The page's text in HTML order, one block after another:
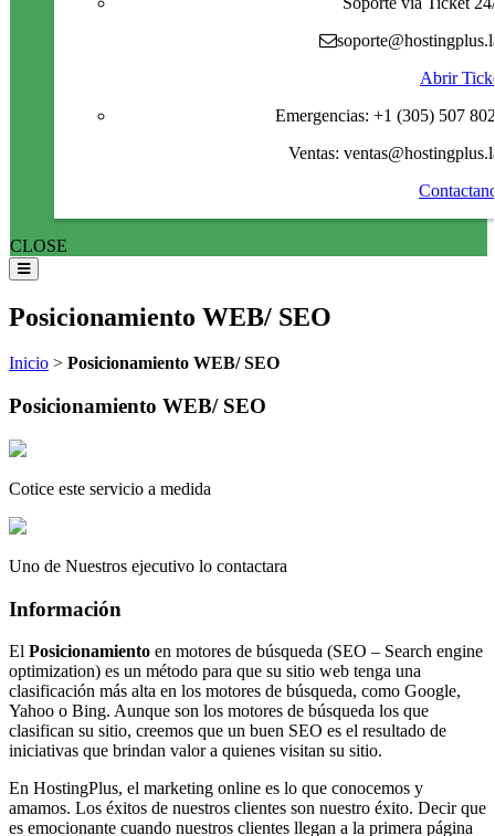
Abrir
Emergencias: +1 (305) 507
Ventas:
CLOSE
Posicionamiento WEB/ SEO
Inicio > Posicionamiento WEB/ SEO
Posicionamiento WEB/ SEO
Cotice este servicio a medida
Uno de Nuestros ejecutivo lo contactara
Información
El Posicionamiento en motores de búsqueda (SEO – Search engine
optimization) es un método para que su sitio web tenga una
clasificación más alta en los motores de búsqueda, como Google,
Yahoo o Bing. Aunque son los motores de búsqueda los que
clasifican su sitio, creemos que un buen SEO es el resultado de
iniciativas que brindan valor a quienes visitan su sitio.
En HostingPlus, el marketing online es lo que conocemos y
amamos. Los éxitos de nuestros clientes son nuestro éxito. Decir que
es emocionante cuando nuestros clientes llegan a la primera página